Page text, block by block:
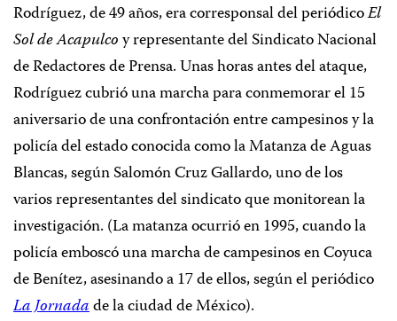
Rodríguez, de 49 años, era corresponsal del periódicoEl
Sol de Acapulcoy representante del Sindicato Nacional
de Redactores de Prensa. Unas horas antes del ataque,
Rodríguez cubrió una marcha para conmemorar el 15
aniversario de una confrontación entre campesinos y la
policía del estado conocida como la Matanza de Aguas
Blancas, según Salomón Cruz Gallardo, uno de los
varios representantes del sindicato que monitorean la
investigación. (La matanza ocurrió en 1995, cuando la
policía emboscó una marcha de campesinos en Coyuca
de Benítez, asesinando a 17 de ellos, según el periódico
La Jornadade la ciudad de México).